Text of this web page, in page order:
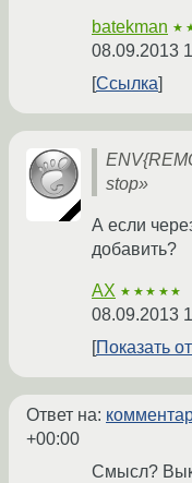
batekman
08.09.2013
Ссылка
stop»
А если
добавить?
AX ★★★★★
08.09.2013
Показать
Ответ на:
+00:00
Смысл?